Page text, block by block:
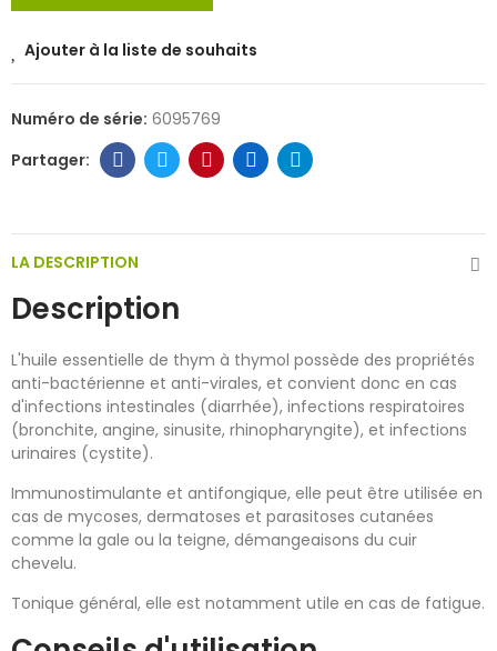
Ajouter à la liste de souhaits
Numéro de série: 6095769
LA DESCRIPTION
Description
L'huile essentielle de thym à thymol possède des propriétés
anti-bactérienne et anti-virales, et convient donc en cas
d'infections intestinales (diarrhée), infections respiratoires
(bronchite, angine, sinusite, rhinopharyngite), et infections
urinaires (cystite).
Immunostimulante et antifongique, elle peut être utilisée en
cas de mycoses, dermatoses et parasitoses cutanées
comme la gale ou la teigne, démangeaisons du cuir
chevelu.
Tonique général, elle est notamment utile en cas de fatigue.